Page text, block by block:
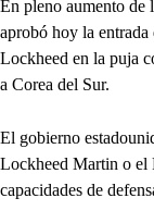
En pleno aumento de
aprobó hoy la entrada
Lockheed en la puja
a Corea del Sur.
El gobierno
Lockheed Martin o el
capacidades de